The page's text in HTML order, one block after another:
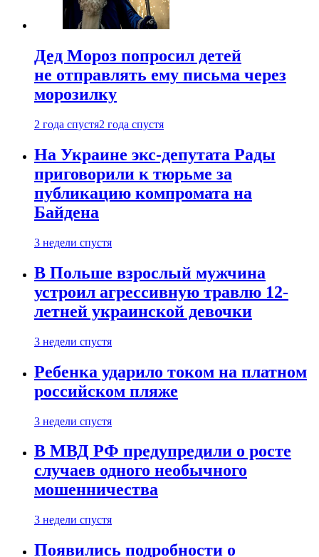
Дед Мороз попросил детей
не отправлять ему письма через
морозилку
2 года спустя2 года спустя
На Украине экс-депутата Рады
приговорили к тюрьме за
публикацию компромата на
Байдена
3 недели спустя
В Польше взрослый мужчина
устроил агрессивную травлю 12-
летней украинской девочки
3 недели спустя
Ребенка ударило током на платном
российском пляже
3 недели спустя
В МВД РФ предупредили о росте
случаев одного необычного
мошенничества
3 недели спустя
Появились подробности о